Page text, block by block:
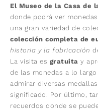
El Museo de la Casa de
donde podrá ver
una gran variedad de
colección completa de
historia y la fabricación
La visita es gratuita y
de las monedas a lo
admirar diversas
significado. Por último,
recuerdos donde se